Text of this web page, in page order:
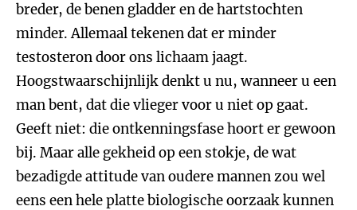
breder, de benen gladder en de hartstochten
minder. Allemaal tekenen dat er minder
testosteron door ons lichaam jaagt.
Hoogstwaarschijnlijk denkt u nu, wanneer u een
man bent, dat die vlieger voor u niet op gaat.
Geeft niet: die ontkenningsfase hoort er gewoon
bij. Maar alle gekheid op een stokje, de wat
bezadigde attitude van oudere mannen zou wel
eens een hele platte biologische oorzaak kunnen